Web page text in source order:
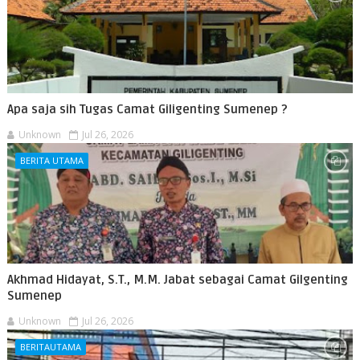
Apa saja sih Tugas Camat Giligenting Sumenep ?
Unknown Jul 26, 2026
BERITA UTAMA
Akhmad Hidayat, S.T., M.M. Jabat sebagai Camat Gilgenting
Sumenep
Unknown Jul 26, 2026
BERITAUTAMA